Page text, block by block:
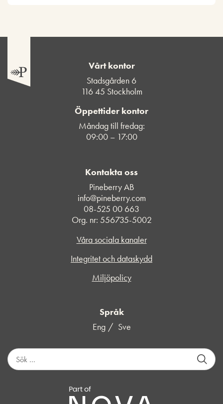
Vårt kontor
Stadsgården 6
116 45 Stockholm
Öppettider kontor
Måndag till fredag:
09:00 – 17:00
Kontakta oss
Pineberry AB
info@pineberry.com
08-525 00 663
Org. nr: 556735-5002
Våra sociala kanaler
Integritet och dataskydd
Miljöpolicy
Språk
Eng
Sve
S
ö
k